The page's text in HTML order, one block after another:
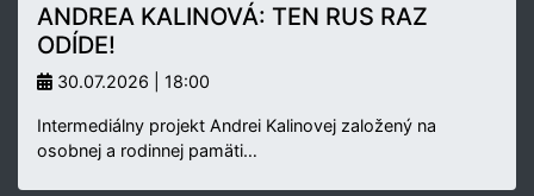
ANDREA KALINOVÁ: TEN RUS RAZ
ODÍDE!
30.07.2026 | 18:00
Intermediálny projekt Andrei Kalinovej založený na
osobnej a rodinnej pamäti…